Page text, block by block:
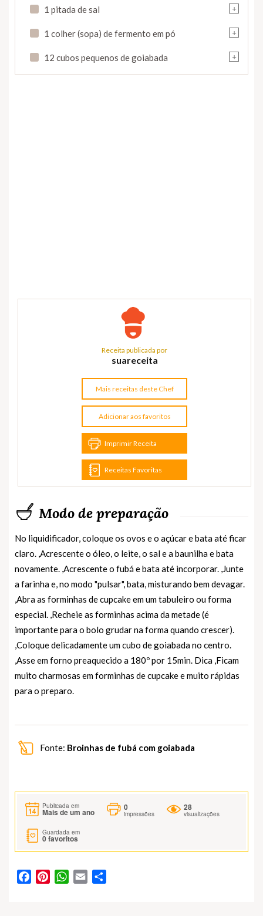
+
1 pitada de sal
+
1 colher (sopa) de fermento em pó
+
12 cubos pequenos de goiabada
Receita publicada por
suareceita
Mais receitas deste Chef
Adicionar aos favoritos
Imprimir Receita
Receitas Favoritas
Modo de preparação
No liquidificador, coloque os ovos e o açúcar e bata até ficar
claro. ,Acrescente o óleo, o leite, o sal e a baunilha e bata
novamente. ,Acrescente o fubá e bata até incorporar. ,Junte
a farinha e, no modo "pulsar", bata, misturando bem devagar.
,Abra as forminhas de cupcake em um tabuleiro ou forma
especial. ,Recheie as forminhas acima da metade (é
importante para o bolo grudar na forma quando crescer).
,Coloque delicadamente um cubo de goiabada no centro.
,Asse em forno preaquecido a 180º por 15min. Dica ,Ficam
muito charmosas em forminhas de cupcake e muito rápidas
para o preparo.
Fonte: Broinhas de fubá com goiabada
Publicada em
Mais de um ano
0
impressões
28
visualizações
Guardada em
0favoritos
FacebookPinterestWhatsApp
Email